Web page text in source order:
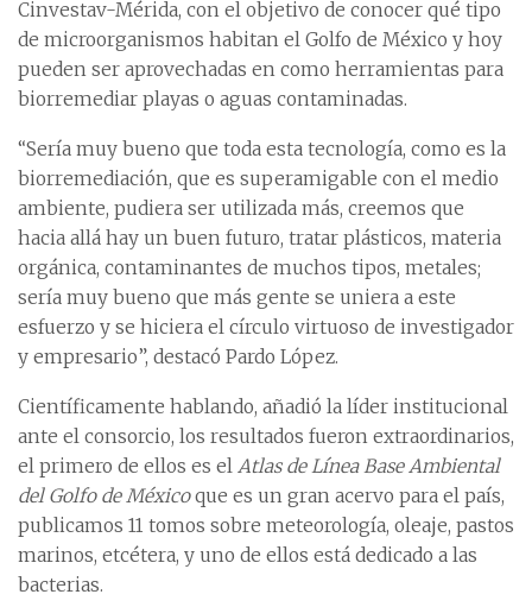
Cinvestav-Mérida, con el objetivo de conocer qué tipo
de microorganismos habitan el Golfo de México y hoy
pueden ser aprovechadas en como herramientas para
biorremediar playas o aguas contaminadas.
“Sería muy bueno que toda esta tecnología, como es la
biorremediación, que es superamigable con el medio
ambiente, pudiera ser utilizada más, creemos que
hacia allá hay un buen futuro, tratar plásticos, materia
orgánica, contaminantes de muchos tipos, metales;
sería muy bueno que más gente se uniera a este
esfuerzo y se hiciera el círculo virtuoso de investigador
y empresario”, destacó Pardo López.
Científicamente hablando, añadió la líder institucional
ante el consorcio, los resultados fueron extraordinarios,
el primero de ellos es el Atlas de Línea Base Ambiental
del Golfo de Méxicoque es un gran acervo para el país,
publicamos 11 tomos sobre meteorología, oleaje, pastos
marinos, etcétera, y uno de ellos está dedicado a las
bacterias.